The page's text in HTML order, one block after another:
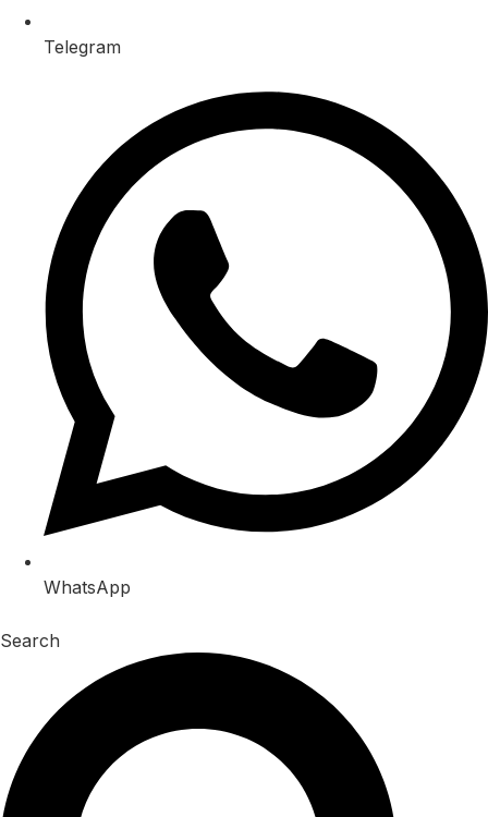
Telegram
WhatsApp
Search